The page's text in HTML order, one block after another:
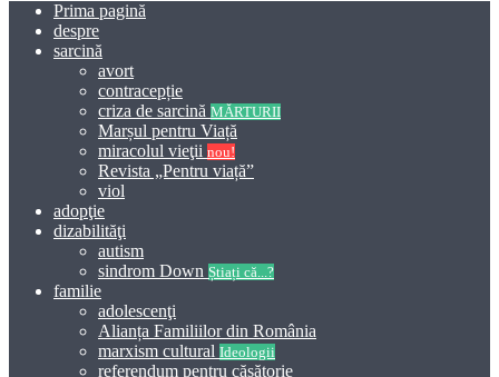
Prima pagină
despre
sarcină
avort
contracepție
criza de sarcină MĂRTURII
Marșul pentru Viață
miracolul vieţii nou!
Revista „Pentru viață”
viol
adopţie
dizabilităţi
autism
sindrom Down Știați că...?
familie
adolescenţi
Alianța Familiilor din România
marxism cultural Ideologii
referendum pentru căsătorie